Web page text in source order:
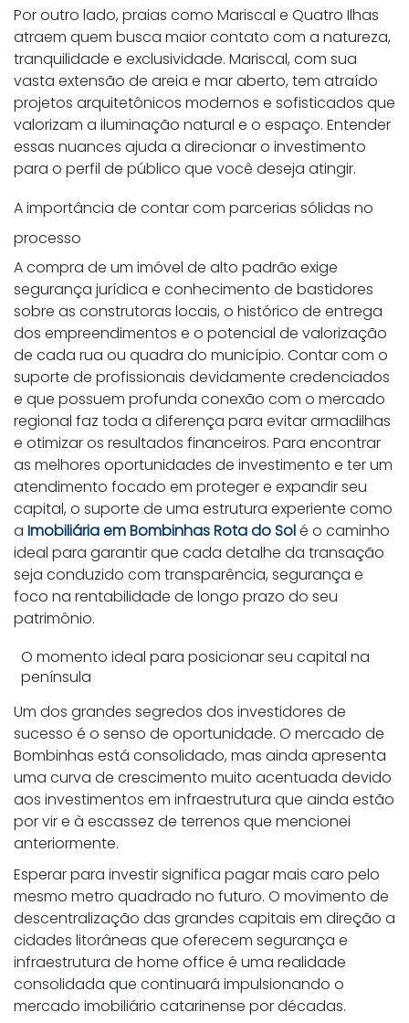
Por outro lado, praias como Mariscal e Quatro Ilhas
atraem quem busca maior contato com a natureza,
tranquilidade e exclusividade. Mariscal, com sua
vasta extensão de areia e mar aberto, tem atraído
projetos arquitetônicos modernos e sofisticados que
valorizam a iluminação natural e o espaço. Entender
essas nuances ajuda a direcionar o investimento
para o perfil de público que você deseja atingir.
A importância de contar com parcerias sólidas no
processo
A compra de um imóvel de alto padrão exige
segurança jurídica e conhecimento de bastidores
sobre as construtoras locais, o histórico de entrega
dos empreendimentos e o potencial de valorização
de cada rua ou quadra do município. Contar com o
suporte de profissionais devidamente credenciados
e que possuem profunda conexão com o mercado
regional faz toda a diferença para evitar armadilhas
e otimizar os resultados financeiros. Para encontrar
as melhores oportunidades de investimento e ter um
atendimento focado em proteger e expandir seu
capital, o suporte de uma estrutura experiente como
a Imobiliária em Bombinhas Rota do Solé o caminho
ideal para garantir que cada detalhe da transação
seja conduzido com transparência, segurança e
foco na rentabilidade de longo prazo do seu
patrimônio.
O momento ideal para posicionar seu capital na
península
Um dos grandes segredos dos investidores de
sucesso é o senso de oportunidade. O mercado de
Bombinhas está consolidado, mas ainda apresenta
uma curva de crescimento muito acentuada devido
aos investimentos em infraestrutura que ainda estão
por vir e à escassez de terrenos que mencionei
anteriormente.
Esperar para investir significa pagar mais caro pelo
mesmo metro quadrado no futuro. O movimento de
descentralização das grandes capitais em direção a
cidades litorâneas que oferecem segurança e
infraestrutura de home office é uma realidade
consolidada que continuará impulsionando o
mercado imobiliário catarinense por décadas.